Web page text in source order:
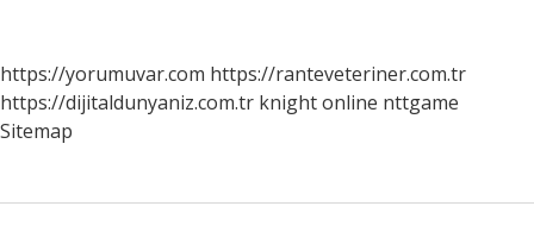
https://yorumuvar.com https://ranteveteriner.com.tr
https://dijitaldunyaniz.com.tr knight online nttgame
Sitemap